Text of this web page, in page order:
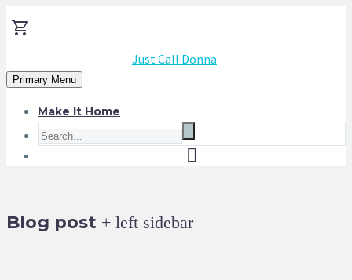
Just Call Donna
Primary Menu
Make It Home
Blog post + left sidebar